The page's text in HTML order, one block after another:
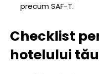
precum SAF-T.
Checklist
hotelului